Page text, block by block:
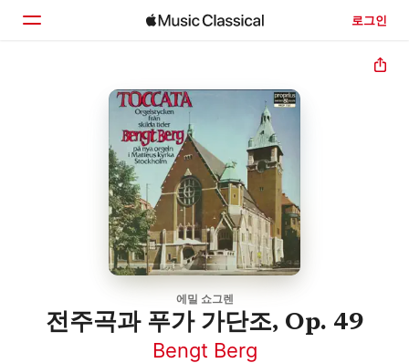
로그인
에밀 쇼그렌
전주곡과 푸가 가단조, Op. 49
Bengt Berg